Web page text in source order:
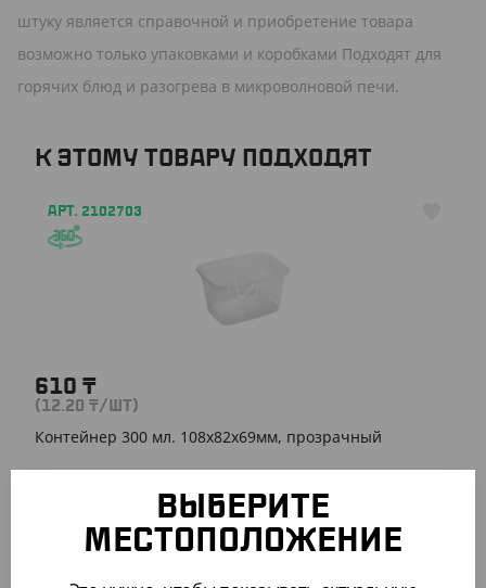
штуку является справочной и приобретение товара
возможно только упаковками и коробками Подходят для
горячих блюд и разогрева в микроволновой печи.
К ЭТОМУ ТОВАРУ ПОДХОДЯТ
АРТ. 2102703
610 ₸
(12.20 ₸/ШТ)
Контейнер 300 мл. 108х82х69мм, прозрачный
ВЫБЕРИТЕ
МЕСТОПОЛОЖЕНИЕ